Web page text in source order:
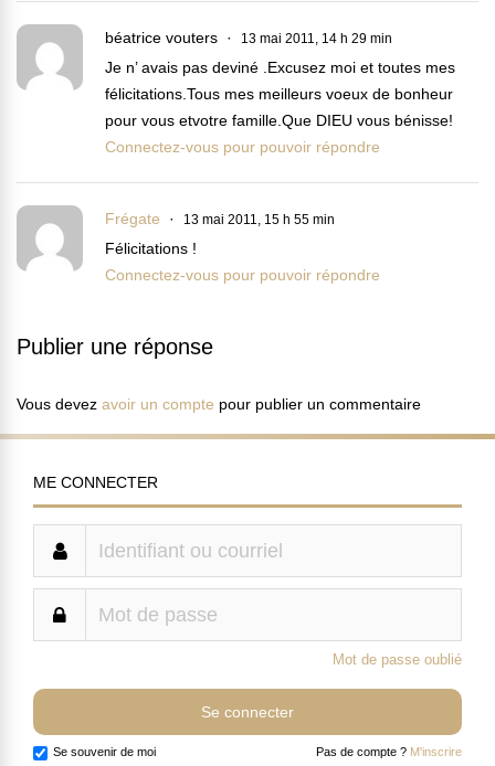
béatrice vouters 13 mai 2011, 14 h 29 min
Je n’ avais pas deviné .Excusez moi et toutes mes
félicitations.Tous mes meilleurs voeux de bonheur
pour vous etvotre famille.Que DIEU vous bénisse!
Connectez-vous pour pouvoir répondre
Frégate 13 mai 2011, 15 h 55 min
Félicitations !
Connectez-vous pour pouvoir répondre
Publier une réponse
Vous devez avoir un compte pour publier un commentaire
ME CONNECTER
Mot de passe oublié
Se souvenir de moi Pas de compte ? M'inscrire